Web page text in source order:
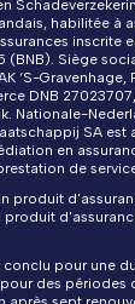
habilitée à
inscrite
Siège
‘S-Gravenhage,
DNB
Nationale-
SA est
en
de
produit
produit
pour une
des périodes